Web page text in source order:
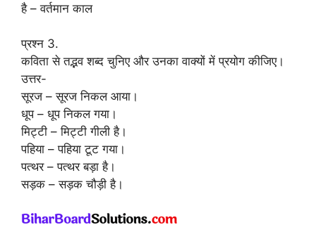
है – वर्तमान काल
प्रश्न 3.
कविता से तद्भव शब्द चुनिए और उनका वाक्यों में प्रयोग कीजिए।
उत्तर-
सूरज – सूरज निकल आया।
धूप – धूप निकल गया।
मिट्टी – मिट्टी गीली है।
पहिया – पहिया टूट गया।
पत्थर – पत्थर बड़ा है।
सड़क – सड़क चौड़ी है।